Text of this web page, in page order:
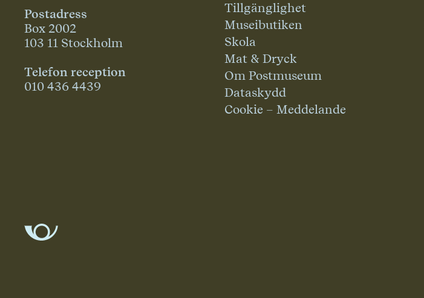
Postadress
Box 2002
103 11 Stockholm
Telefon reception
010 436 4439
Tillgänglighet
Museibutiken
Skola
Mat & Dryck
Om Postmuseum
Dataskydd
Cookie – Meddelande